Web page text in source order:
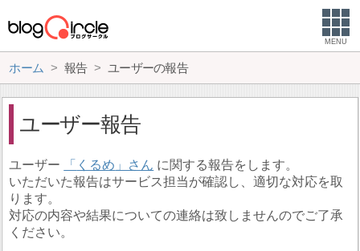
MENU
ホーム 報告 ユーザーの報告
ユーザー報告
ユーザー くるめ
に関する報告をします。
いただいた報告はサービス担当が確認し、適切な対応を取
ります。
対応の内容や結果についての連絡は致しませんのでご了承
ください。